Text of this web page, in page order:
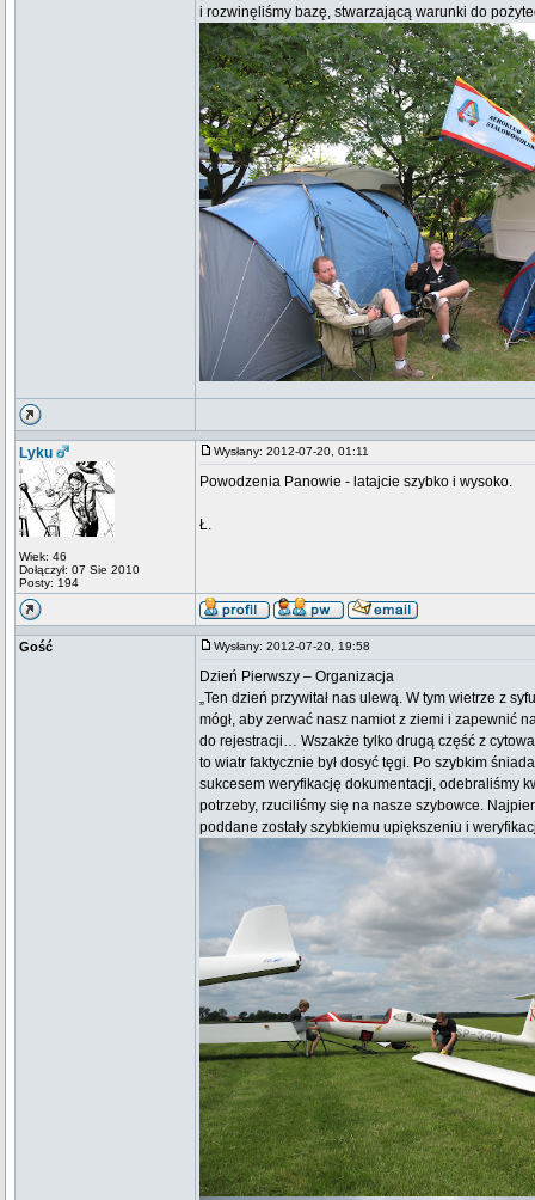
i rozwinęliśmy bazę, stwarzającą warunki do
Lyku
Wiek: 46
Dołączył: 07 Sie 2010
Posty: 194
Wysłany: 2012-07-20, 01:11
Powodzenia Panowie - latajcie szybko i wysoko.
Ł.
Gość Wysłany: 2012-07-20, 19:58
Dzień Pierwszy – Organizacja
„Ten dzień przywitał nas ulewą. W tym wietrze z
mógł, aby zerwać nasz namiot z ziemi i zapewnić
do rejestracji… Wszakże tylko drugą część z
to wiatr faktycznie był dosyć tęgi. Po szybkim
sukcesem weryfikację dokumentacji, odebraliśmy
potrzeby, rzuciliśmy się na nasze szybowce.
poddane zostały szybkiemu upiększeniu i